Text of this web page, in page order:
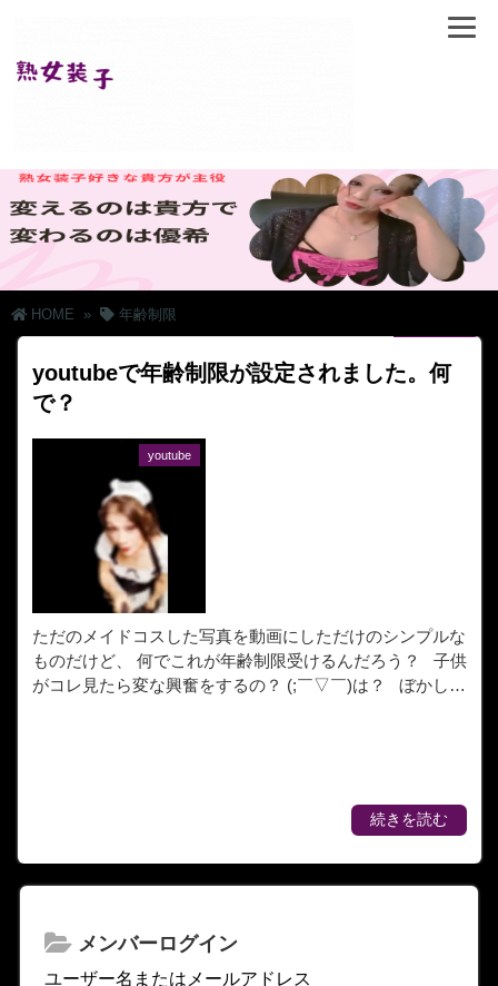
HOME » 年齢制限
youtubeで年齢制限が設定されました。何
で？
youtube
ただのメイドコスした写真を動画にしただけのシンプルな
ものだけど、 何でこれが年齢制限受けるんだろう？ 子供
がコレ見たら変な興奮をするの？ (;￣▽￣)は？ ぼかし…
続きを読む
メンバーログイン
ユーザー名またはメールアドレス